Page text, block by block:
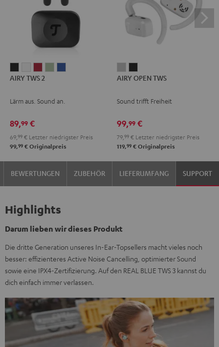
TWS
Night
TWS
Pure
TWS
RubySage
AIRY TWS 2
Lärm aus. Sound an.
89,99 €
69, 99 € Letzter niedrigster Preis
99,99 € Originalpreis
OPEN
Moon
OPEN
Night
AIRY OPEN TWS
Sound trifft Freiheit
99,99 €
79, 99 € Letzter niedrigster Preis
119,99 € Originalpreis
BEWERTUNGEN ZUBEHÖR LIEFERUMFANG SUPPORT
Highlights
Darum lieben wir dieses Produkt
Die dritte Generation unseres In-Ear-Topsellers macht vieles noch
besser: effizienteres Active Noise Cancelling, optimierter Sound
sowie eine IPX4-Zertifizierung. Auf den REAL BLUE TWS 3 kannst du
dich einfach immer verlassen.